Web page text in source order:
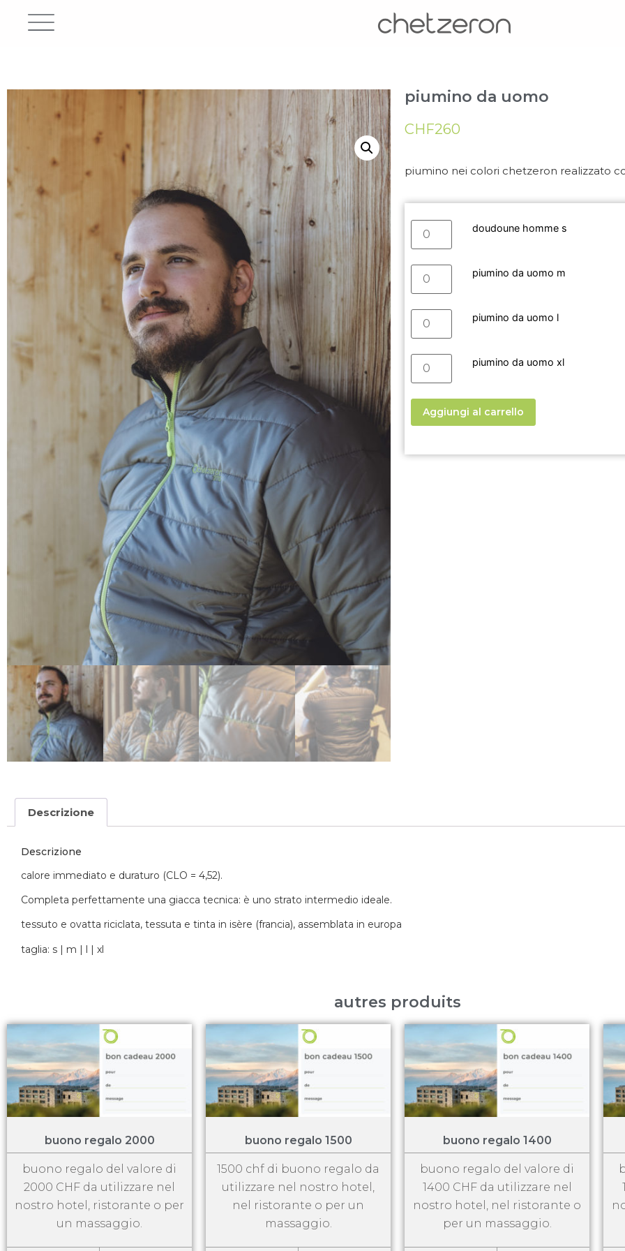
piumino da uomo
CHF260
piumino nei colori chetzeron realizzato
doudoune homme s
piumino da uomo m
piumino da uomo l
piumino da uomo xl
Aggiungi al carrello
Descrizione
Descrizione
calore immediato e duraturo (CLO = 4,52).
Completa perfettamente una giacca tecnica: è uno strato intermedio ideale.
tessuto e ovatta riciclata, tessuta e tinta in isère (francia), assemblata in europa
taglia: s | m | l | xl
autres produits
buono regalo 2000
buono regalo del valore di
2000 CHF da utilizzare nel
nostro hotel, ristorante o per
un massaggio.
buono regalo 1500
1500 chf di buono regalo da
utilizzare nel nostro hotel,
nel ristorante o per un
massaggio.
buono regalo 1400
buono regalo del valore di
1400 CHF da utilizzare nel
nostro hotel, nel ristorante o
per un massaggio.